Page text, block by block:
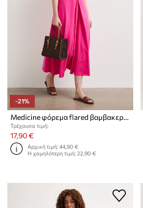
-21%
Medicine φόρεμα flared βαμβακερό με ελαστάν
Τρέχουσα τιμή:
17,90 €
Αρχική τιμή:44,90 €
Η χαμηλότερη τιμή:22,90 €